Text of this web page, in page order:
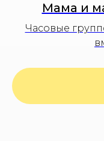
Мама и
Часовые